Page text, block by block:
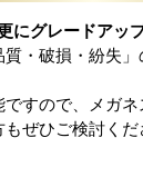
にグレードアッ
質・破損・紛失
ですので、メガ
ぜひご検討くだ